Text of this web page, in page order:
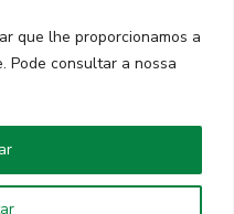
que lhe proporcionamos a
Pode consultar a nossa
reservados · Website criado